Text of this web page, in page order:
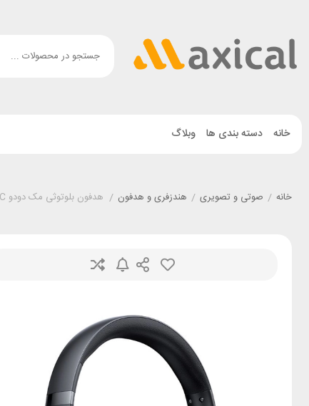
خانه دسته بندی ها وبلاگ
خانه / صوتی و تصویری / هندزفری و هدفون / هدفون بلوتوثی مک دودو Mcdodo HP-2890 H01series ENC